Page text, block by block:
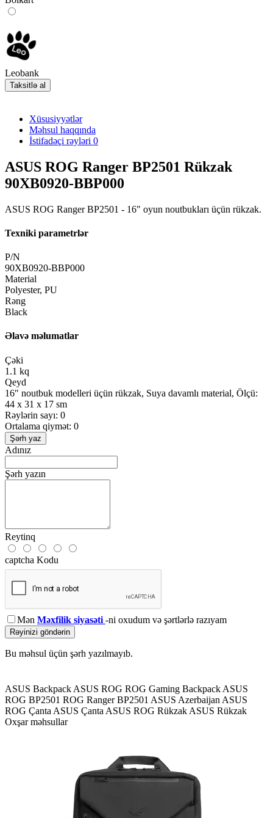
Leobank
Taksitlə al
Xüsusiyyətlər
Məhsul haqqında
İstifadəçi rəyləri 0
ASUS ROG Ranger BP2501 Rükzak
90XB0920-BBP000
ASUS ROG Ranger BP2501 - 16" oyun noutbukları üçün rükzak.
Texniki parametrlər
P/N
90XB0920-BBP000
Material
Polyester, PU
Rəng
Black
Əlavə məlumatlar
Çəki
1.1 kq
Qeyd
16″ noutbuk modelleri üçün rükzak, Suya davamlı material, Ölçü:
44 x 31 x 17 sm
Rəylərin sayı: 0
Ortalama qiymət: 0
Şərh yaz
Adınız
Şərh yazın
Reytinq
captcha Kodu
Mən Məxfilik siyasəti -ni oxudum və şərtlərlə razıyam
Rəyinizi göndərin
Bu məhsul üçün şərh yazılmayıb.
ASUS Backpack ASUS ROG ROG Gaming Backpack ASUS
ROG BP2501 ROG Ranger BP2501 ASUS Azerbaijan ASUS
ROG Çanta ASUS Çanta ASUS ROG Rükzak ASUS Rükzak
Oxşar məhsullar